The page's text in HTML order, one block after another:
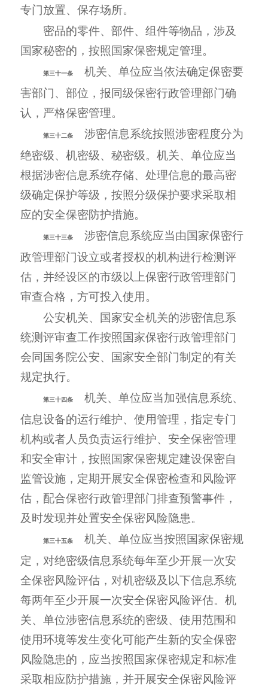
专门放置、保存场所。
密品的零件、部件、组件等物品，涉及
国家秘密的，按照国家保密规定管理。
第三十一条
机关、单位应当依法确定保密要
害部门、部位，报同级保密行政管理部门确
认，严格保密管理。
第三十二条
涉密信息系统按照涉密程度分为
绝密级、机密级、秘密级。机关、单位应当
根据涉密信息系统存储、处理信息的最高密
级确定保护等级，按照分级保护要求采取相
应的安全保密防护措施。
第三十三条
涉密信息系统应当由国家保密行
政管理部门设立或者授权的机构进行检测评
估，并经设区的市级以上保密行政管理部门
审查合格，方可投入使用。
公安机关、国家安全机关的涉密信息系
统测评审查工作按照国家保密行政管理部门
会同国务院公安、国家安全部门制定的有关
规定执行。
第三十四条
机关、单位应当加强信息系统、
信息设备的运行维护、使用管理，指定专门
机构或者人员负责运行维护、安全保密管理
和安全审计，按照国家保密规定建设保密自
监管设施，定期开展安全保密检查和风险评
估，配合保密行政管理部门排查预警事件，
及时发现并处置安全保密风险隐患。
第三十五条
机关、单位应当按照国家保密规
定，对绝密级信息系统每年至少开展一次安
全保密风险评估，对机密级及以下信息系统
每两年至少开展一次安全保密风险评估。机
关、单位涉密信息系统的密级、使用范围和
使用环境等发生变化可能产生新的安全保密
风险隐患的，应当按照国家保密规定和标准
采取相应防护措施，并开展安全保密风险评